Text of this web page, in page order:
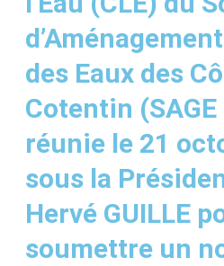
des Eaux des
Cotentin (SAGE
réunie le 21
sous la
Hervé GUILLE
soumettre un